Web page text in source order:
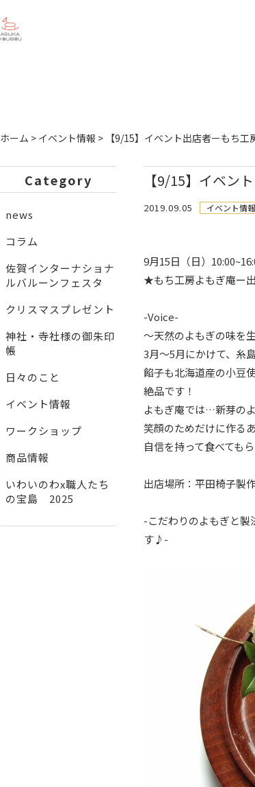
ホーム > イベント情報 > 【9/15】イベント出店者ーもち工
【9/15】イベン
2019.09.05 イベント情報
9月15日（日）
★もち工房よもぎ庵ー
-Voice-
～天然のよもぎの味を
3月～5月にかけて、糸
餡子も北海道産の小豆
絶品です！
よもぎ庵では…新芽の
笑顔のためだけに作る
自信を持って食べても
出店場所：平田椅子製
-こだわりのよもぎと製
す♪-
Category
news
コラム
佐賀インターナショナ
ルバルーンフェスタ
クリスマスプレゼント
神社・寺社様の御朱印
帳
日々のこと
イベント情報
ワークショップ
商品情報
いわいのわx職人たち
の宝島 2025